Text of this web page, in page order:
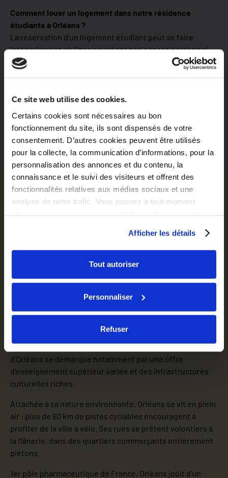
Ce site web utilise des cookies.
Certains cookies sont nécessaires au bon
fonctionnement du site, ils sont dispensés de votre
consentement. D’autres cookies peuvent être utilisés
pour la collecte, la communication d’informations, pour la
personnalisation des annonces et du contenu, la
connaissance et le suivi des visiteurs et offrent des
fonctionnalités relatives aux médias sociaux et une
analyse de notre trafic. Vous pouvez à tout moment
Afficher les détails
Tout autoriser
Personnaliser
Refuser
Comment louer un logement dans notre résidence
étudiante à Orléans ?
La réservation d’un logement étudiant peut se faire
intégralement en ligne en créant son espace personnel.
A quelle date peut débuter le bail ?
Le bail peut débuter à des dates variables. Toutefois entre
étudiante à Orléans ?
Nos résidences accueillent les étudiants et les jeunes
actifs.
Découvrez nos emplacements à
Orléans
1erpôle pharmaceutique de France – À 1h30 de Paris
Orléans se positionne comme une ville idéale pour
profiter pleinement de ses années d’études. À 1h30 de
classé au patrimoine mondial de l’Unesco.
conviviale, ses pistes cyclables, ses quartiers piétons et
ses terrasses font d’elle une ville accueillante. La ville
d’Orléans se démarque notamment par une offre
d’enseignement supérieur variée et des infrastructures
culturelles riches.
Attachée à sa nature environnante, Orléans se vit en plein
air : plus de 60 km de pistes cyclables encouragent à
profiter de la ville à vélo. Ses rues se prêtent volontiers à
la flânerie, dans des quartiers commerçants entièrement
piétons.
1er pôle pharmaceutique de France, Orléans jouit d’un